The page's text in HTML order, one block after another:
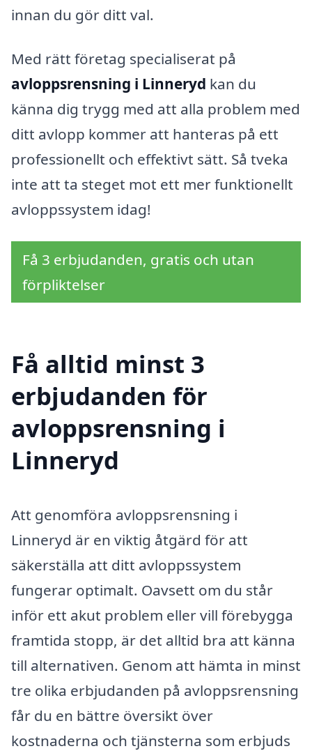
innan du gör ditt val.
Med rätt företag specialiserat på
avloppsrensning i Linneryd kan du
känna dig trygg med att alla problem med
ditt avlopp kommer att hanteras på ett
professionellt och effektivt sätt. Så tveka
inte att ta steget mot ett mer funktionellt
avloppssystem idag!
Få 3 erbjudanden, gratis och utan
förpliktelser
Få alltid minst 3
erbjudanden för
avloppsrensning i
Linneryd
Att genomföra avloppsrensning i
Linneryd är en viktig åtgärd för att
säkerställa att ditt avloppssystem
fungerar optimalt. Oavsett om du står
inför ett akut problem eller vill förebygga
framtida stopp, är det alltid bra att känna
till alternativen. Genom att hämta in minst
tre olika erbjudanden på avloppsrensning
får du en bättre översikt över
kostnaderna och tjänsterna som erbjuds